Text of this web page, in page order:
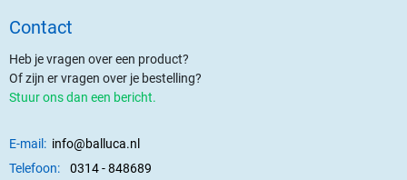
Contact
Heb je vragen over een product?
Of zijn er vragen over je bestelling?
Stuur ons dan een bericht.
E-mail: info@balluca.nl
Telefoon:
0314 - 848689